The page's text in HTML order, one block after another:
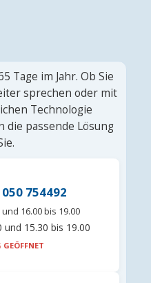
Tage im Jahr. Ob Sie
sprechen oder mit
Technologie
die passende Lösung
754492
und 16.00 bis 19.00
und 15.30 bis 19.00